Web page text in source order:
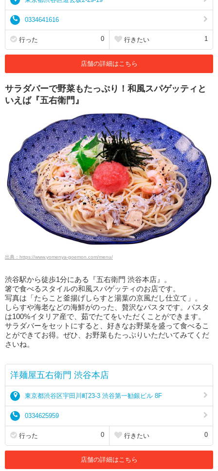
0334641616
行った 0 行きたい 1
店舗の詳細はこちら
サラダバーで野菜もたっぷり！和風スパゲッティと
いえば『五右衛門』
出典：https://www.yomenya-goemon.com/menu/
渋谷駅から徒歩1分にある『五右衛門 渋谷本店』。
箸で食べるスタイルの和風スパゲッティのお店です。
写真は「たらこと釜揚げしらすと湯葉の京風だし仕立て」。
しらすや海老などの海鮮がのった、贅沢なパスタです。パスタ
は100%イタリア産で、茹でたてをいただくことができます。
サラダバーをセットにすると、好きなお野菜を盛って食べるこ
とができてお得。ぜひ、お野菜もたっぷりいただいてみてくだ
さいね。
洋麺屋五右衛門 渋谷本店
東京都渋谷区宇田川町23-3 渋谷第一勧銀ビル 8F
0334625959
行った 0 行きたい 0
店舗の詳細はこちら